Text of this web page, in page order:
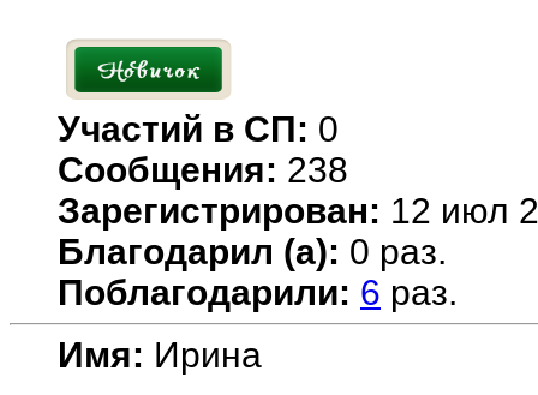
Участий в СП: 0
Сообщения: 238
Зарегистрирован: 12 июл
Благодарил (а): 0 раз.
Поблагодарили: 6 раз.
Имя: Ирина